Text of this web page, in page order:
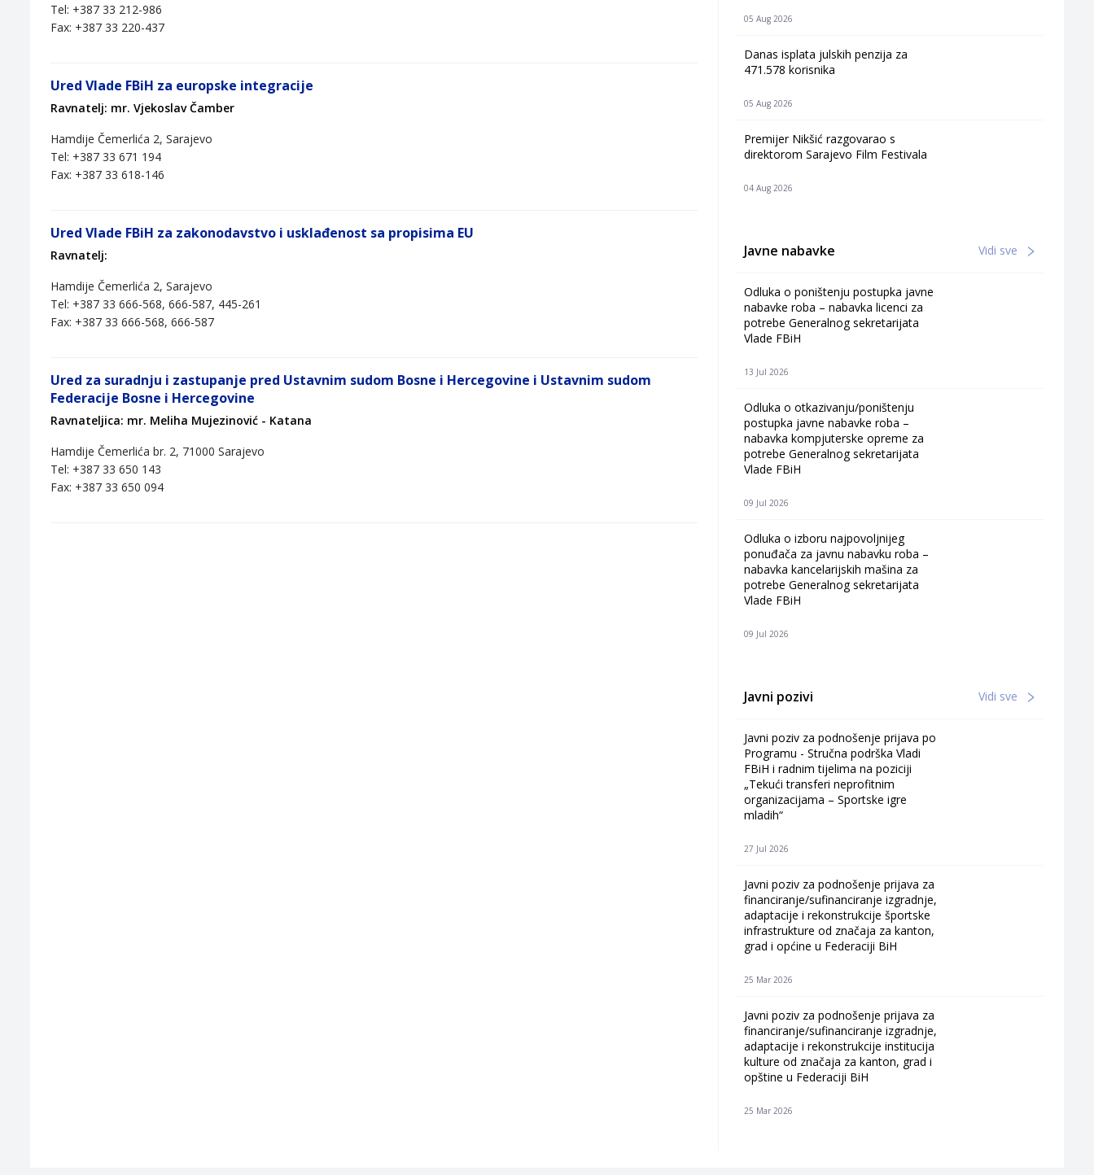
Tel: +387 33 212-986
Fax: +387 33 220-437
Ured Vlade FBiH za europske integracije
Ravnatelj: mr. Vjekoslav Čamber
Hamdije Čemerlića 2, Sarajevo
Tel: +387 33 671 194
Fax: +387 33 618-146
Ured Vlade FBiH za zakonodavstvo i usklađenost sa propisima EU
Ravnatelj:
Hamdije Čemerlića 2, Sarajevo
Tel: +387 33 666-568, 666-587, 445-261
Fax: +387 33 666-568, 666-587
Ured za suradnju i zastupanje pred Ustavnim sudom Bosne i Hercegovine i Ustavnim sudom
Federacije Bosne i Hercegovine
Ravnateljica: mr. Meliha Mujezinović - Katana
Hamdije Čemerlića br. 2, 71000 Sarajevo
Tel: +387 33 650 143
Fax: +387 33 650 094
05 Aug 2026
Danas isplata julskih penzija za
471.578 korisnika
05 Aug 2026
Premijer Nikšić razgovarao s
direktorom Sarajevo Film Festivala
04 Aug 2026
Javne nabavke Vidi sve
Odluka o poništenju postupka javne
nabavke roba – nabavka licenci za
potrebe Generalnog sekretarijata
Vlade FBiH
13 Jul 2026
Odluka o otkazivanju/poništenju
postupka javne nabavke roba –
nabavka kompjuterske opreme za
potrebe Generalnog sekretarijata
Vlade FBiH
09 Jul 2026
Odluka o izboru najpovoljnijeg
ponuđača za javnu nabavku roba –
nabavka kancelarijskih mašina za
potrebe Generalnog sekretarijata
Vlade FBiH
09 Jul 2026
Javni pozivi Vidi sve
Javni poziv za podnošenje prijava po
Programu - Stručna podrška Vladi
FBiH i radnim tijelima na poziciji
„Tekući transferi neprofitnim
organizacijama – Sportske igre
mladih“
27 Jul 2026
Javni poziv za podnošenje prijava za
financiranje/sufinanciranje izgradnje,
adaptacije i rekonstrukcije športske
infrastrukture od značaja za kanton,
grad i općine u Federaciji BiH
25 Mar 2026
Javni poziv za podnošenje prijava za
financiranje/sufinanciranje izgradnje,
adaptacije i rekonstrukcije institucija
kulture od značaja za kanton, grad i
opštine u Federaciji BiH
25 Mar 2026